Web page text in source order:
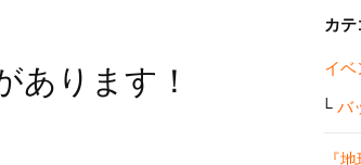
あります！
カテ
イベ
バ
『